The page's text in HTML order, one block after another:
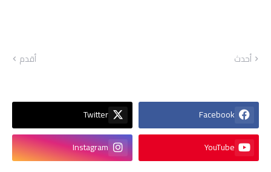
أحدث أقدم
Facebook
Twitter
YouTube
Instagram